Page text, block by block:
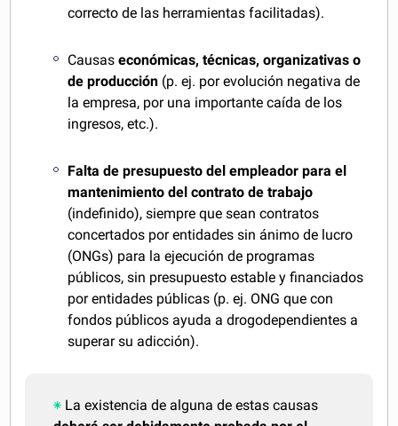
correcto de las herramientas facilitadas).
Causas económicas, técnicas, organizativas o
de producción (p. ej. por evolución negativa de
la empresa, por una importante caída de los
ingresos, etc.).
Falta de presupuesto del empleador para el
mantenimiento del contrato de trabajo
(indefinido), siempre que sean contratos
concertados por entidades sin ánimo de lucro
(ONGs) para la ejecución de programas
públicos, sin presupuesto estable y financiados
por entidades públicas (p. ej. ONG que con
fondos públicos ayuda a drogodependientes a
superar su adicción).
La existencia de alguna de estas causas